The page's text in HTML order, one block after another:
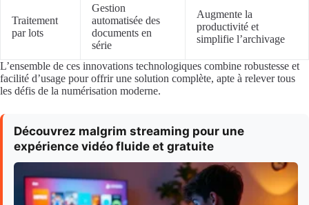
Traitement
par lots
Gestion
automatisée des
documents en
série
Augmente la
productivité et
simplifie l’archivage
L’ensemble de ces innovations technologiques combine robustesse et
facilité d’usage pour offrir une solution complète, apte à relever tous
les défis de la numérisation moderne.
Découvrez malgrim streaming pour une
expérience vidéo fluide et gratuite